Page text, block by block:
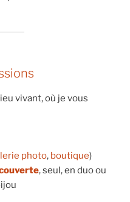
vivant, où je vous
photo, boutique)
, seul, en duo ou